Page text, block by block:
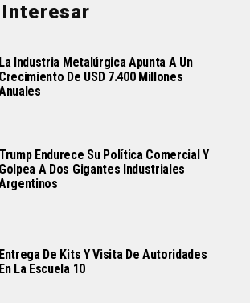
La Industria Metalúrgica Apunta A Un
Crecimiento De USD 7.400 Millones
Trump Endurece Su Política Comercial Y
Golpea A Dos Gigantes Industriales
Entrega De Kits Y Visita De Autoridades
En La Escuela 10